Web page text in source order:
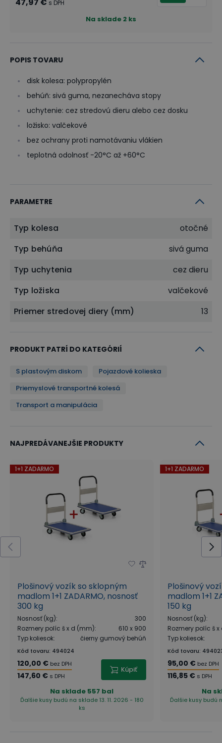
s DPH
Na sklade 2 ks
POPIS TOVARU
disk kolesa: polypropylén
behúň: sivá guma, nezanecháva stopy
uchytenie: cez stredovú dieru alebo cez dosku
ložisko: valčekové
bez ochrany proti namotávaniu vlákien
teplotná odolnosť -20°C až +60°C
PARAMETRE
Typ kolesa
otočné
Typ behúňa
sivá guma
Typ uchytenia
cez dieru
Typ ložiska
valčekové
Priemer stredovej diery (mm)
13
PRODUKT PATRÍ DO KATEGÓRIÍ
S plastovým diskom
Pojazdové kolieska
Priemyslové transportné kolesá
Transport a manipulácia
NAJPREDÁVANEJŠIE PRODUKTY
1+1 ZADARMO
Plošinový vozík so sklopným
madlom 1+1 ZADARMO, nosnosť
300 kg
Nosnosť (kg):
300
Rozmery políc š x d (mm):
610 x 900
Typ koliesok: čierny gumový behúň
Kód tovaru: 494024
120,00 € bez DPH
147,60 € s DPH
Kúpiť
Na sklade 557 bal
Ďalšie kusy budú na sklade 13. 11. 2026 - 180
ks
1+1 ZADARMO
Plošinový
madlom 1+1
150 kg
Nosnosť (kg):
Rozmery políc š
Typ koliesok:
Kód tovaru:
95,00 € bez DPH
116,85 € s DPH
Na
Ďalšie kusy budú